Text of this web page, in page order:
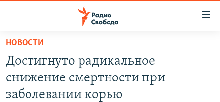
упрощенного
доступа
основному
ПОДКАСТЫ
АВТОРСКИЕ ПРОЕКТЫ
НОВОСТИ
Достигнуто радикальное
снижение смертности при
заболевании корью